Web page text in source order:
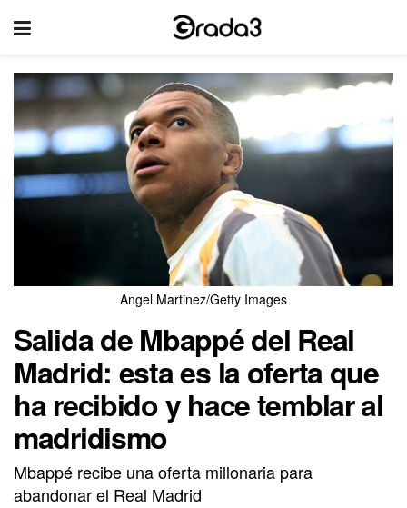
Angel Martinez/Getty Images
Salida de Mbappé del Real
Madrid: esta es la oferta que
ha recibido y hace temblar al
madridismo
Mbappé recibe una oferta millonaria para
abandonar el Real Madrid